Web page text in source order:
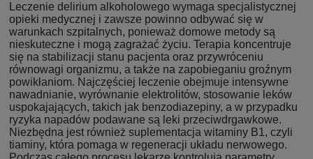
Leczenie delirium alkoholowego wymaga specjalistycznej
opieki medycznej i zawsze powinno odbywać się w
warunkach szpitalnych, ponieważ domowe metody są
nieskuteczne i mogą zagrażać życiu. Terapia koncentruje
się na stabilizacji stanu pacjenta oraz przywróceniu
równowagi organizmu, a także na zapobieganiu groźnym
powikłaniom. Najczęściej leczenie obejmuje intensywne
nawadnianie, wyrównanie elektrolitów, stosowanie leków
uspokajających, takich jak benzodiazepiny, a w przypadku
ryzyka napadów podawane są leki przeciwdrgawkowe.
Niezbędna jest również suplementacja witaminy B1, czyli
tiaminy, która pomaga w regeneracji układu nerwowego.